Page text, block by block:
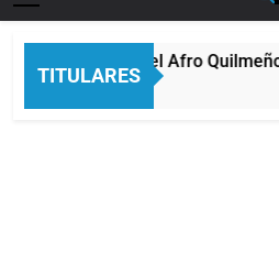
TITULARES
La noche del Afro
9 Horas Atrás